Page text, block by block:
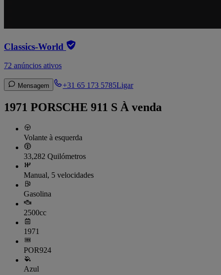
Classics-World
72 anúncios ativos
Mensagem +31 65 173 5785Ligar
1971 PORSCHE 911 S À venda
Volante à esquerda
33,282 Quilómetros
Manual, 5 velocidades
Gasolina
2500cc
1971
POR924
Azul